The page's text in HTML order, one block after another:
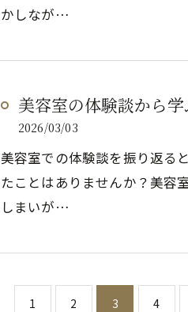
かしなが…
美容室の体験談から
2026/03/03
美容室での体験談を振り返る
たことはありませんか？美容
しまいが…
1 2 3 4